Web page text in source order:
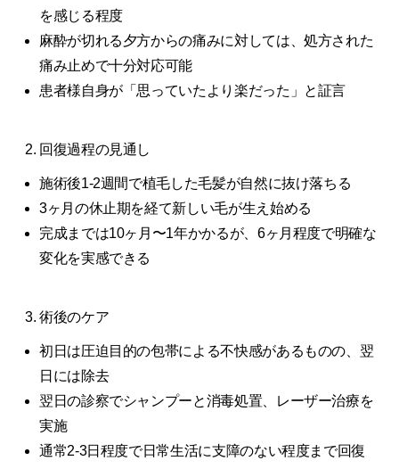
を感じる程度
麻酔が切れる夕方からの痛みに対しては、処方された
痛み止めで十分対応可能
患者様自身が「思っていたより楽だった」と証言
回復過程の見通し
施術後1-2週間で植毛した毛髪が自然に抜け落ちる
3ヶ月の休止期を経て新しい毛が生え始める
完成までは10ヶ月〜1年かかるが、6ヶ月程度で明確な
変化を実感できる
術後のケア
初日は圧迫目的の包帯による不快感があるものの、翌
日には除去
翌日の診察でシャンプーと消毒処置、レーザー治療を
実施
通常2-3日程度で日常生活に支障のない程度まで回復